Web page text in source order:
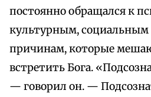
постоянно обращался к
культурным, социальным
причинам, которые
встретить Бога.
— говорил он. —